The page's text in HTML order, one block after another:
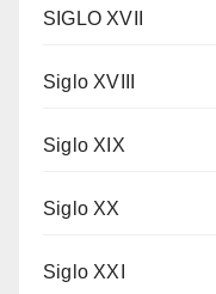
SIGLO XVII
Siglo XVIII
Siglo XIX
Siglo XX
Siglo XXI